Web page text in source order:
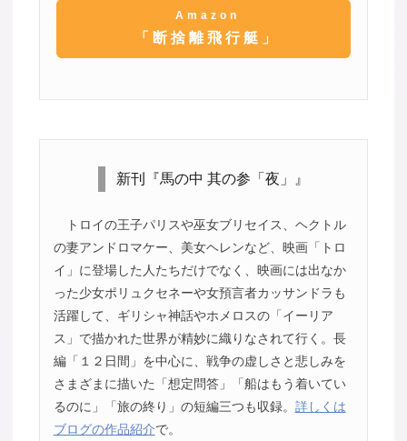
Amazon
「断捨離飛行艇」
新刊『馬の中 其の参「夜」』
トロイの王子パリスや巫女ブリセイス、ヘクトル
の妻アンドロマケー、美女ヘレンなど、映画「トロ
イ」に登場した人たちだけでなく、映画には出なか
った少女ポリュクセネーや女預言者カッサンドラも
活躍して、ギリシャ神話やホメロスの「イーリア
ス」で描かれた世界が精妙に織りなされて行く。長
編「１２日間」を中心に、戦争の虚しさと悲しみを
さまざまに描いた「想定問答」「船はもう着いてい
るのに」「旅の終り」の短編三つも収録。 詳しくは
ブログの作品紹介で。